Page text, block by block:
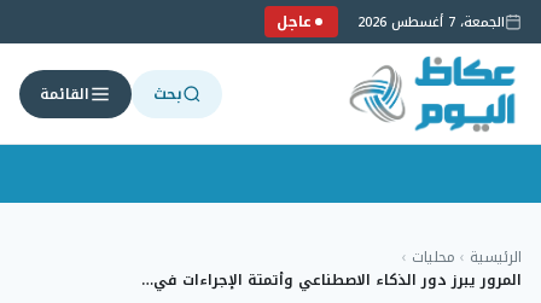
الجمعة، 7 أغسطس 2026 عاجل
بحث القائمة
إلى
المحتوى
الرئيسية › محليات ›
المرور يبرز دور الذكاء الاصطناعي وأتمتة الإجراءات في…